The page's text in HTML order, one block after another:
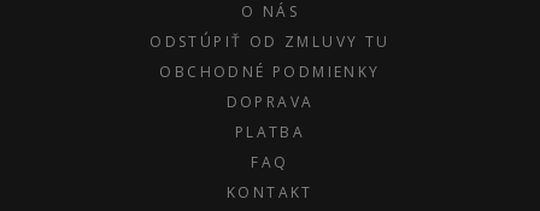
O NÁS
ODSTÚPIŤ OD ZMLUVY TU
OBCHODNÉ PODMIENKY
DOPRAVA
PLATBA
FAQ
KONTAKT